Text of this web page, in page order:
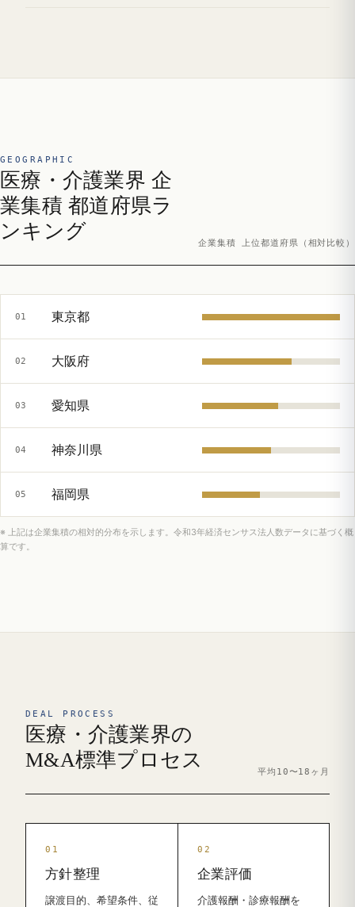
GEOGRAPHIC
医療・介護業界 企
業集積 都道府県ラ
ンキング
企業集積 上位都道府県（相対比較）
01 東京都
02 大阪府
03 愛知県
04 神奈川県
05 福岡県
※ 上記は企業集積の相対的分布を示します。令和3年経済センサス法人数データに基づく概
算です。
DEAL PROCESS
医療・介護業界の
M&A標準プロセス
平均10〜18ヶ月
方針整理
譲渡目的、希望条件、従
企業評価
介護報酬・診療報酬を